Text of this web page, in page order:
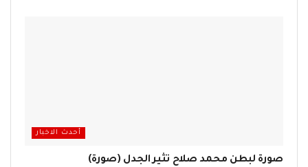
أحدث الاخبار
صورة لبطن محمد صلاح تثير الجدل (صورة)